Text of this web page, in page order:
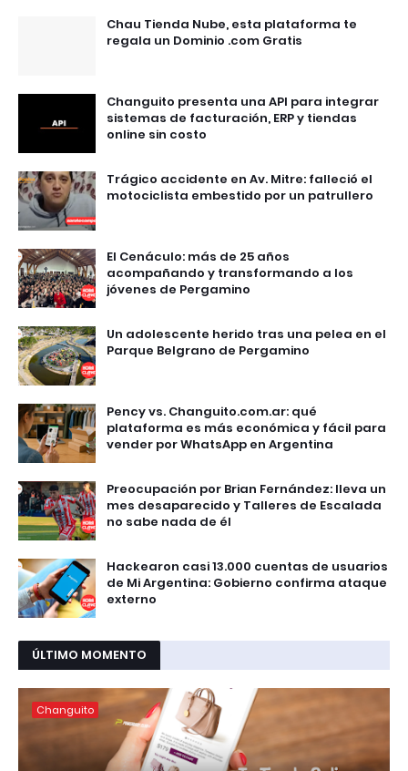
Chau Tienda Nube, esta plataforma te
regala un Dominio .com Gratis
Changuito presenta una API para integrar
sistemas de facturación, ERP y tiendas
online sin costo
Trágico accidente en Av. Mitre: falleció el
motociclista embestido por un patrullero
El Cenáculo: más de 25 años
acompañando y transformando a los
jóvenes de Pergamino
Un adolescente herido tras una pelea en el
Parque Belgrano de Pergamino
Pency vs. Changuito.com.ar: qué
plataforma es más económica y fácil para
vender por WhatsApp en Argentina
Preocupación por Brian Fernández: lleva un
mes desaparecido y Talleres de Escalada
no sabe nada de él
Hackearon casi 13.000 cuentas de usuarios
de Mi Argentina: Gobierno confirma ataque
externo
ÚLTIMO MOMENTO
Changuito